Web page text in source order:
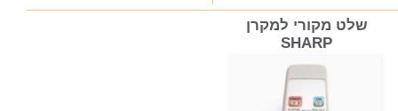
שלט מקורי למקרן
SHARP